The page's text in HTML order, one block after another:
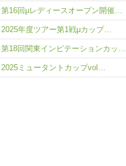
第16回μレディースオープン開催…
2025年度ツアー第1戦μカップ…
第18回関東インビテーションカッ…
2025ミュータントカップvol…